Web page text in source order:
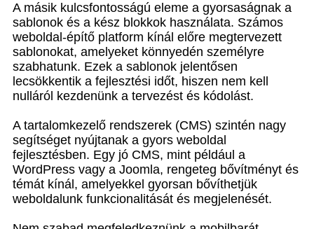
A másik kulcsfontosságú eleme a gyorsaságnak a
sablonok és a kész blokkok használata. Számos
weboldal-építő platform kínál előre megtervezett
sablonokat, amelyeket könnyedén személyre
szabhatunk. Ezek a sablonok jelentősen
lecsökkentik a fejlesztési időt, hiszen nem kell
nulláról kezdenünk a tervezést és kódolást.
A tartalomkezelő rendszerek (CMS) szintén nagy
segítséget nyújtanak a gyors weboldal
fejlesztésben. Egy jó CMS, mint például a
WordPress vagy a Joomla, rengeteg bővítményt és
témát kínál, amelyekkel gyorsan bővíthetjük
weboldalunk funkcionalitását és megjelenését.